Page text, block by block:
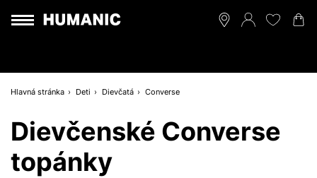
Hlavná stránka Deti Dievčatá Converse
Dievčenské Converse
topánky